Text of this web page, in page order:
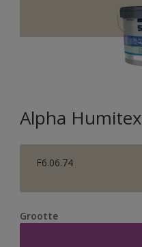
Alpha Humitex
F6.06.74
Grootte